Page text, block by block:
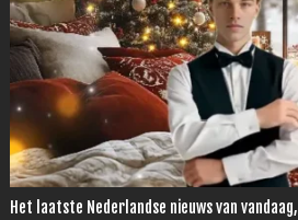
Het laatste Nederlandse nieuws van vandaag,